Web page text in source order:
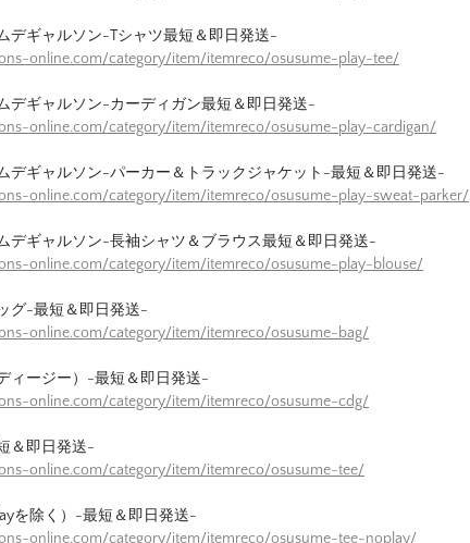
デギャルソン-Tシャツ最短＆即日発送-
online.com/category/item/itemreco/osusume-play-tee/
デギャルソン-カーディガン最短＆即日発送-
online.com/category/item/itemreco/osusume-play-cardigan/
デギャルソン-パーカー＆トラックジャケット-最短＆即日発送-
online.com/category/item/itemreco/osusume-play-sweat-parker/
デギャルソン-長袖シャツ＆ブラウス最短＆即日発送-
online.com/category/item/itemreco/osusume-play-blouse/
グ-最短＆即日発送-
online.com/category/item/itemreco/osusume-bag/
ィージー）-最短＆即日発送-
online.com/category/item/itemreco/osusume-cdg/
＆即日発送-
online.com/category/item/itemreco/osusume-tee/
を除く）-最短＆即日発送-
online.com/category/item/itemreco/osusume-tee-noplay/